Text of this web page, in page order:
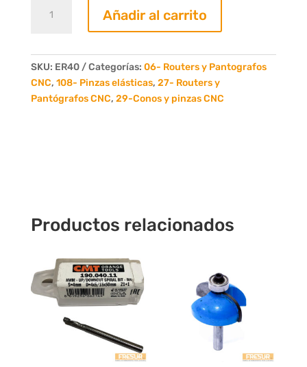
Elastica
cantidad
Añadir al carrito
SKU: ER40 Categorías: 06- Routers y Pantografos
CNC, 108- Pinzas elásticas, 27- Routers y
Pantógrafos CNC, 29-Conos y pinzas CNC
Productos relacionados